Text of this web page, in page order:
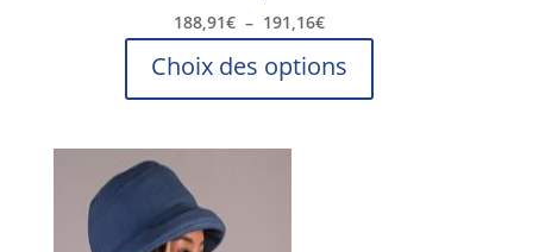
188,91€ – 191,16€Plage
prix :
Choix des options